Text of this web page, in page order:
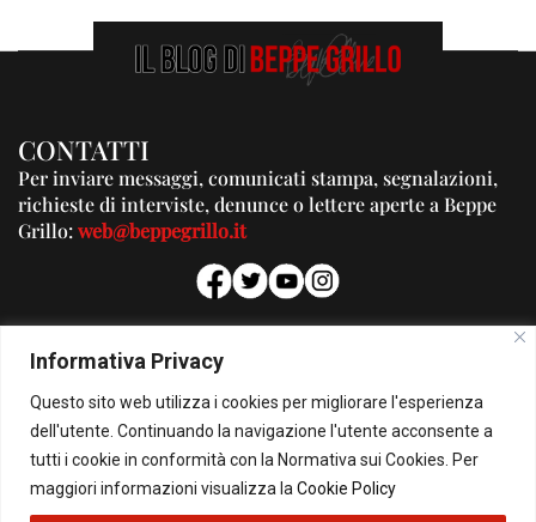
Informativa Privacy
Questo sito web utilizza i cookies per migliorare l'esperienza
dell'utente. Continuando la navigazione l'utente acconsente a
tutti i cookie in conformità con la Normativa sui Cookies. Per
maggiori informazioni visualizza la Cookie Policy
CONTATTI
Per inviare messaggi, comunicati stampa, segnalazioni,
richieste di interviste, denunce o lettere aperte a Beppe
Grillo:web@beppegrillo.it
PUBBLICITA'
Per la tua pubblicità su questo Blog:
pubblicita@beppegrillo.it